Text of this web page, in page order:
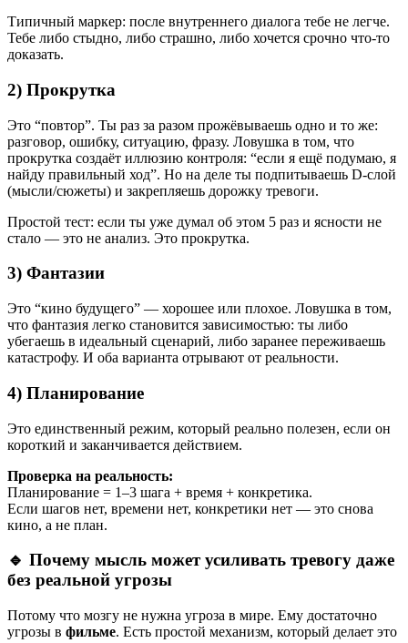
Типичный маркер: после внутреннего диалога тебе не легче.
Тебе либо стыдно, либо страшно, либо хочется срочно что-то
доказать.
2) Прокрутка
Это “повтор”. Ты раз за разом прожёвываешь одно и то же:
разговор, ошибку, ситуацию, фразу. Ловушка в том, что
прокрутка создаёт иллюзию контроля: “если я ещё подумаю, я
найду правильный ход”. Но на деле ты подпитываешь D-слой
(мысли/сюжеты) и закрепляешь дорожку тревоги.
Простой тест: если ты уже думал об этом 5 раз и ясности не
стало — это не анализ. Это прокрутка.
3) Фантазии
Это “кино будущего” — хорошее или плохое. Ловушка в том,
что фантазия легко становится зависимостью: ты либо
убегаешь в идеальный сценарий, либо заранее переживаешь
катастрофу. И оба варианта отрывают от реальности.
4) Планирование
Это единственный режим, который реально полезен, если он
короткий и заканчивается действием.
Проверка на реальность:
Планирование = 1–3 шага + время + конкретика.
Если шагов нет, времени нет, конкретики нет — это снова
кино, а не план.
🔹 Почему мысль может усиливать тревогу даже
без реальной угрозы
Потому что мозгу не нужна угроза в мире. Ему достаточно
угрозы в фильме. Есть простой механизм, который делает это